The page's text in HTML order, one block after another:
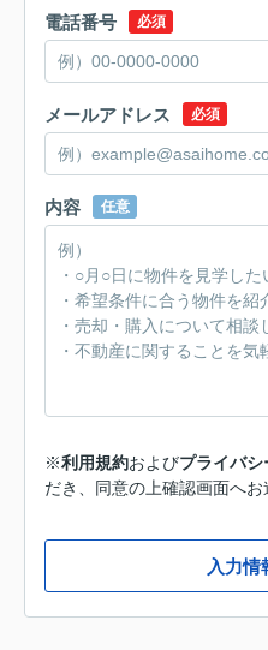
電話番号 必須
メールアドレス 必須
内容 任意
※利用規約およびプライバ
だき、同意の上確認画面へお
入力情